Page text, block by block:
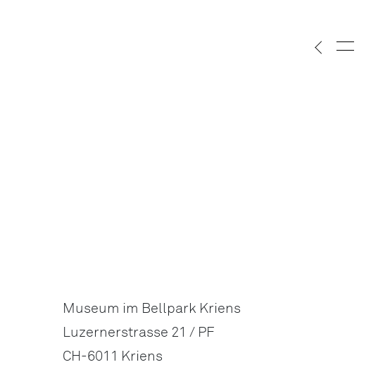
Museum im Bellpark Kriens
Luzernerstrasse 21 / PF
CH-6011 Kriens